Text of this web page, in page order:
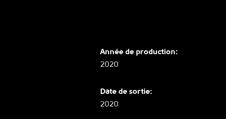
Année de production:
2020
Date de sortie:
2020